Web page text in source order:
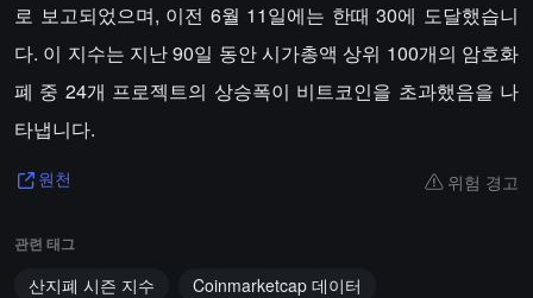
로 보고되었으며, 이전 6월 11일에는 한때 30에 도달했습니
다. 이 지수는 지난 90일 동안 시가총액 상위 100개의 암호화
폐 중 24개 프로젝트의 상승폭이 비트코인을 초과했음을 나
타냅니다.
원천 위험 경고
관련 태그
산지폐 시즌 지수 Coinmarketcap 데이터